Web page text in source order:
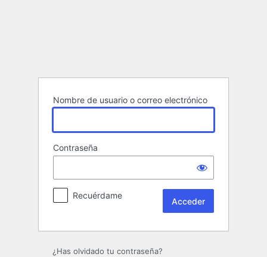
Nombre de usuario o correo electrónico
Contraseña
Recuérdame
¿Has olvidado tu contraseña?